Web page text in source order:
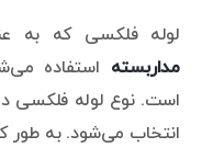
لوله فلکسی که به
مداربسته استفاده
است. نوع لوله فلکسی
انتخاب می‌شود. به طور